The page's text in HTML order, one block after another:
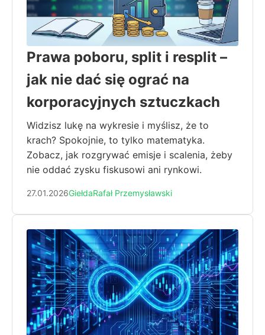
Prawa poboru, split i resplit –
jak nie dać się ograć na
korporacyjnych sztuczkach
Widzisz lukę na wykresie i myślisz, że to
krach? Spokojnie, to tylko matematyka.
Zobacz, jak rozgrywać emisje i scalenia, żeby
nie oddać zysku fiskusowi ani rynkowi.
27.01.2026GiełdaRafał Przemysławski